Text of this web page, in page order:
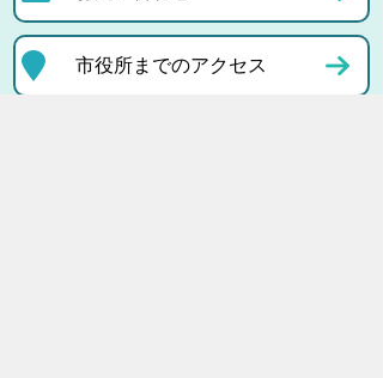
市役所までのアクセス